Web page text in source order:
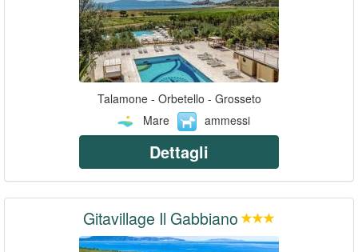
Talamone - Orbetello - Grosseto
Mare
ammessi
Dettagli
Gitavillage Il Gabbiano